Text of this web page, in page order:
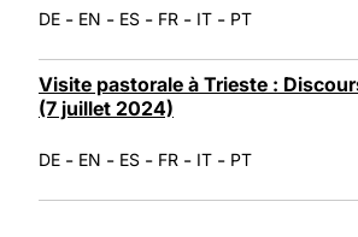
DE - EN - ES - FR - IT - PT
Visite pastorale à Trieste :
(7 juillet 2024)
DE - EN - ES - FR - IT - PT